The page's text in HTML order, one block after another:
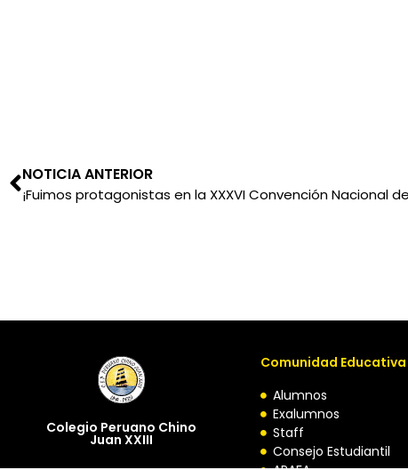
NOTICIA ANTERIOR
Colegio Peruano Chino
Juan XXIII
Comunidad Educativa
Alumnos
Exalumnos
Staff
Consejo Estudiantil